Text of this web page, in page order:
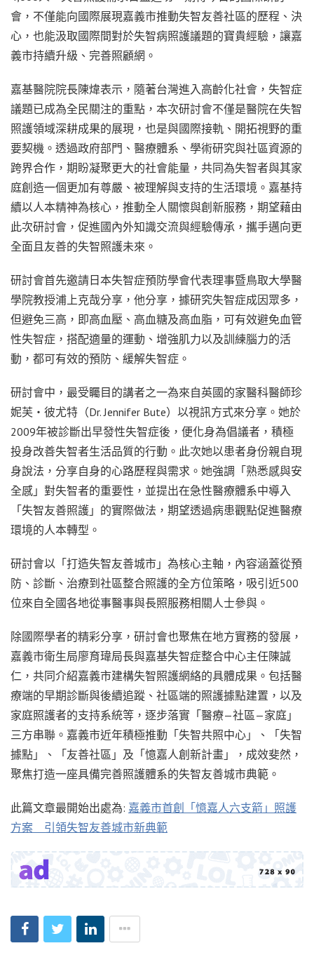
會，不僅能向國際展現嘉義市推動失智友善社區的歷程、決
心，也能汲取國際間對於失智病照護議題的寶貴經驗，讓嘉
義市持續升級、完善照顧網。
嘉基醫院院長陳煒表示，隨著台灣進入高齡化社會，失智症
議題已成為全民關注的重點，本次研討會不僅是醫院在失智
照護領域深耕成果的展現，也是與國際接軌、開拓視野的重
要契機。透過政府部門、醫療體系、學術研究與社區資源的
跨界合作，期盼凝聚更大的社會能量，共同為失智者與其家
庭創造一個更加有尊嚴、被理解與支持的生活環境。嘉基持
續以人本精神為核心，推動全人關懷與創新服務，期望藉由
此次研討會，促進國內外知識交流與經驗傳承，攜手邁向更
全面且友善的失智照護未來。
研討會首先邀請日本失智症預防學會代表理事暨鳥取大學醫
學院教授浦上克哉分享，他分享，據研究失智症成因眾多，
但避免三高，即高血壓、高血糖及高血脂，可有效避免血管
性失智症，搭配適量的運動、增強肌力以及訓練腦力的活
動，都可有效的預防、緩解失智症。
研討會中，最受矚目的講者之一為來自英國的家醫科醫師珍
妮芙・彼尤特（Dr. Jennifer Bute）以視訊方式來分享。她於
2009年被診斷出早發性失智症後，便化身為倡議者，積極
投身改善失智者生活品質的行動。此次她以患者身份親自現
身說法，分享自身的心路歷程與需求。她強調「熟悉感與安
全感」對失智者的重要性，並提出在急性醫療體系中導入
「失智友善照護」的實際做法，期望透過病患觀點促進醫療
環境的人本轉型。
研討會以「打造失智友善城市」為核心主軸，內容涵蓋從預
防、診斷、治療到社區整合照護的全方位策略，吸引近500
位來自全國各地從事醫事與長照服務相關人士參與。
除國際學者的精彩分享，研討會也聚焦在地方實務的發展，
嘉義市衛生局廖育瑋局長與嘉基失智症整合中心主任陳誠
仁，共同介紹嘉義市建構失智照護網絡的具體成果。包括醫
療端的早期診斷與後續追蹤、社區端的照護據點建置，以及
家庭照護者的支持系統等，逐步落實「醫療—社區—家庭」
三方串聯。嘉義市近年積極推動「失智共照中心」、「失智
據點」、「友善社區」及「憶嘉人創新計畫」，成效斐然，
聚焦打造一座具備完善照護體系的失智友善城市典範。
此篇文章最開始出處為: 嘉義市首創「憶嘉人六支箭」照護
方案 引領失智友善城市新典範